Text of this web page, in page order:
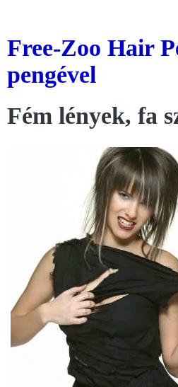
Free-Zoo Hair
pengével
Fém lények, fa